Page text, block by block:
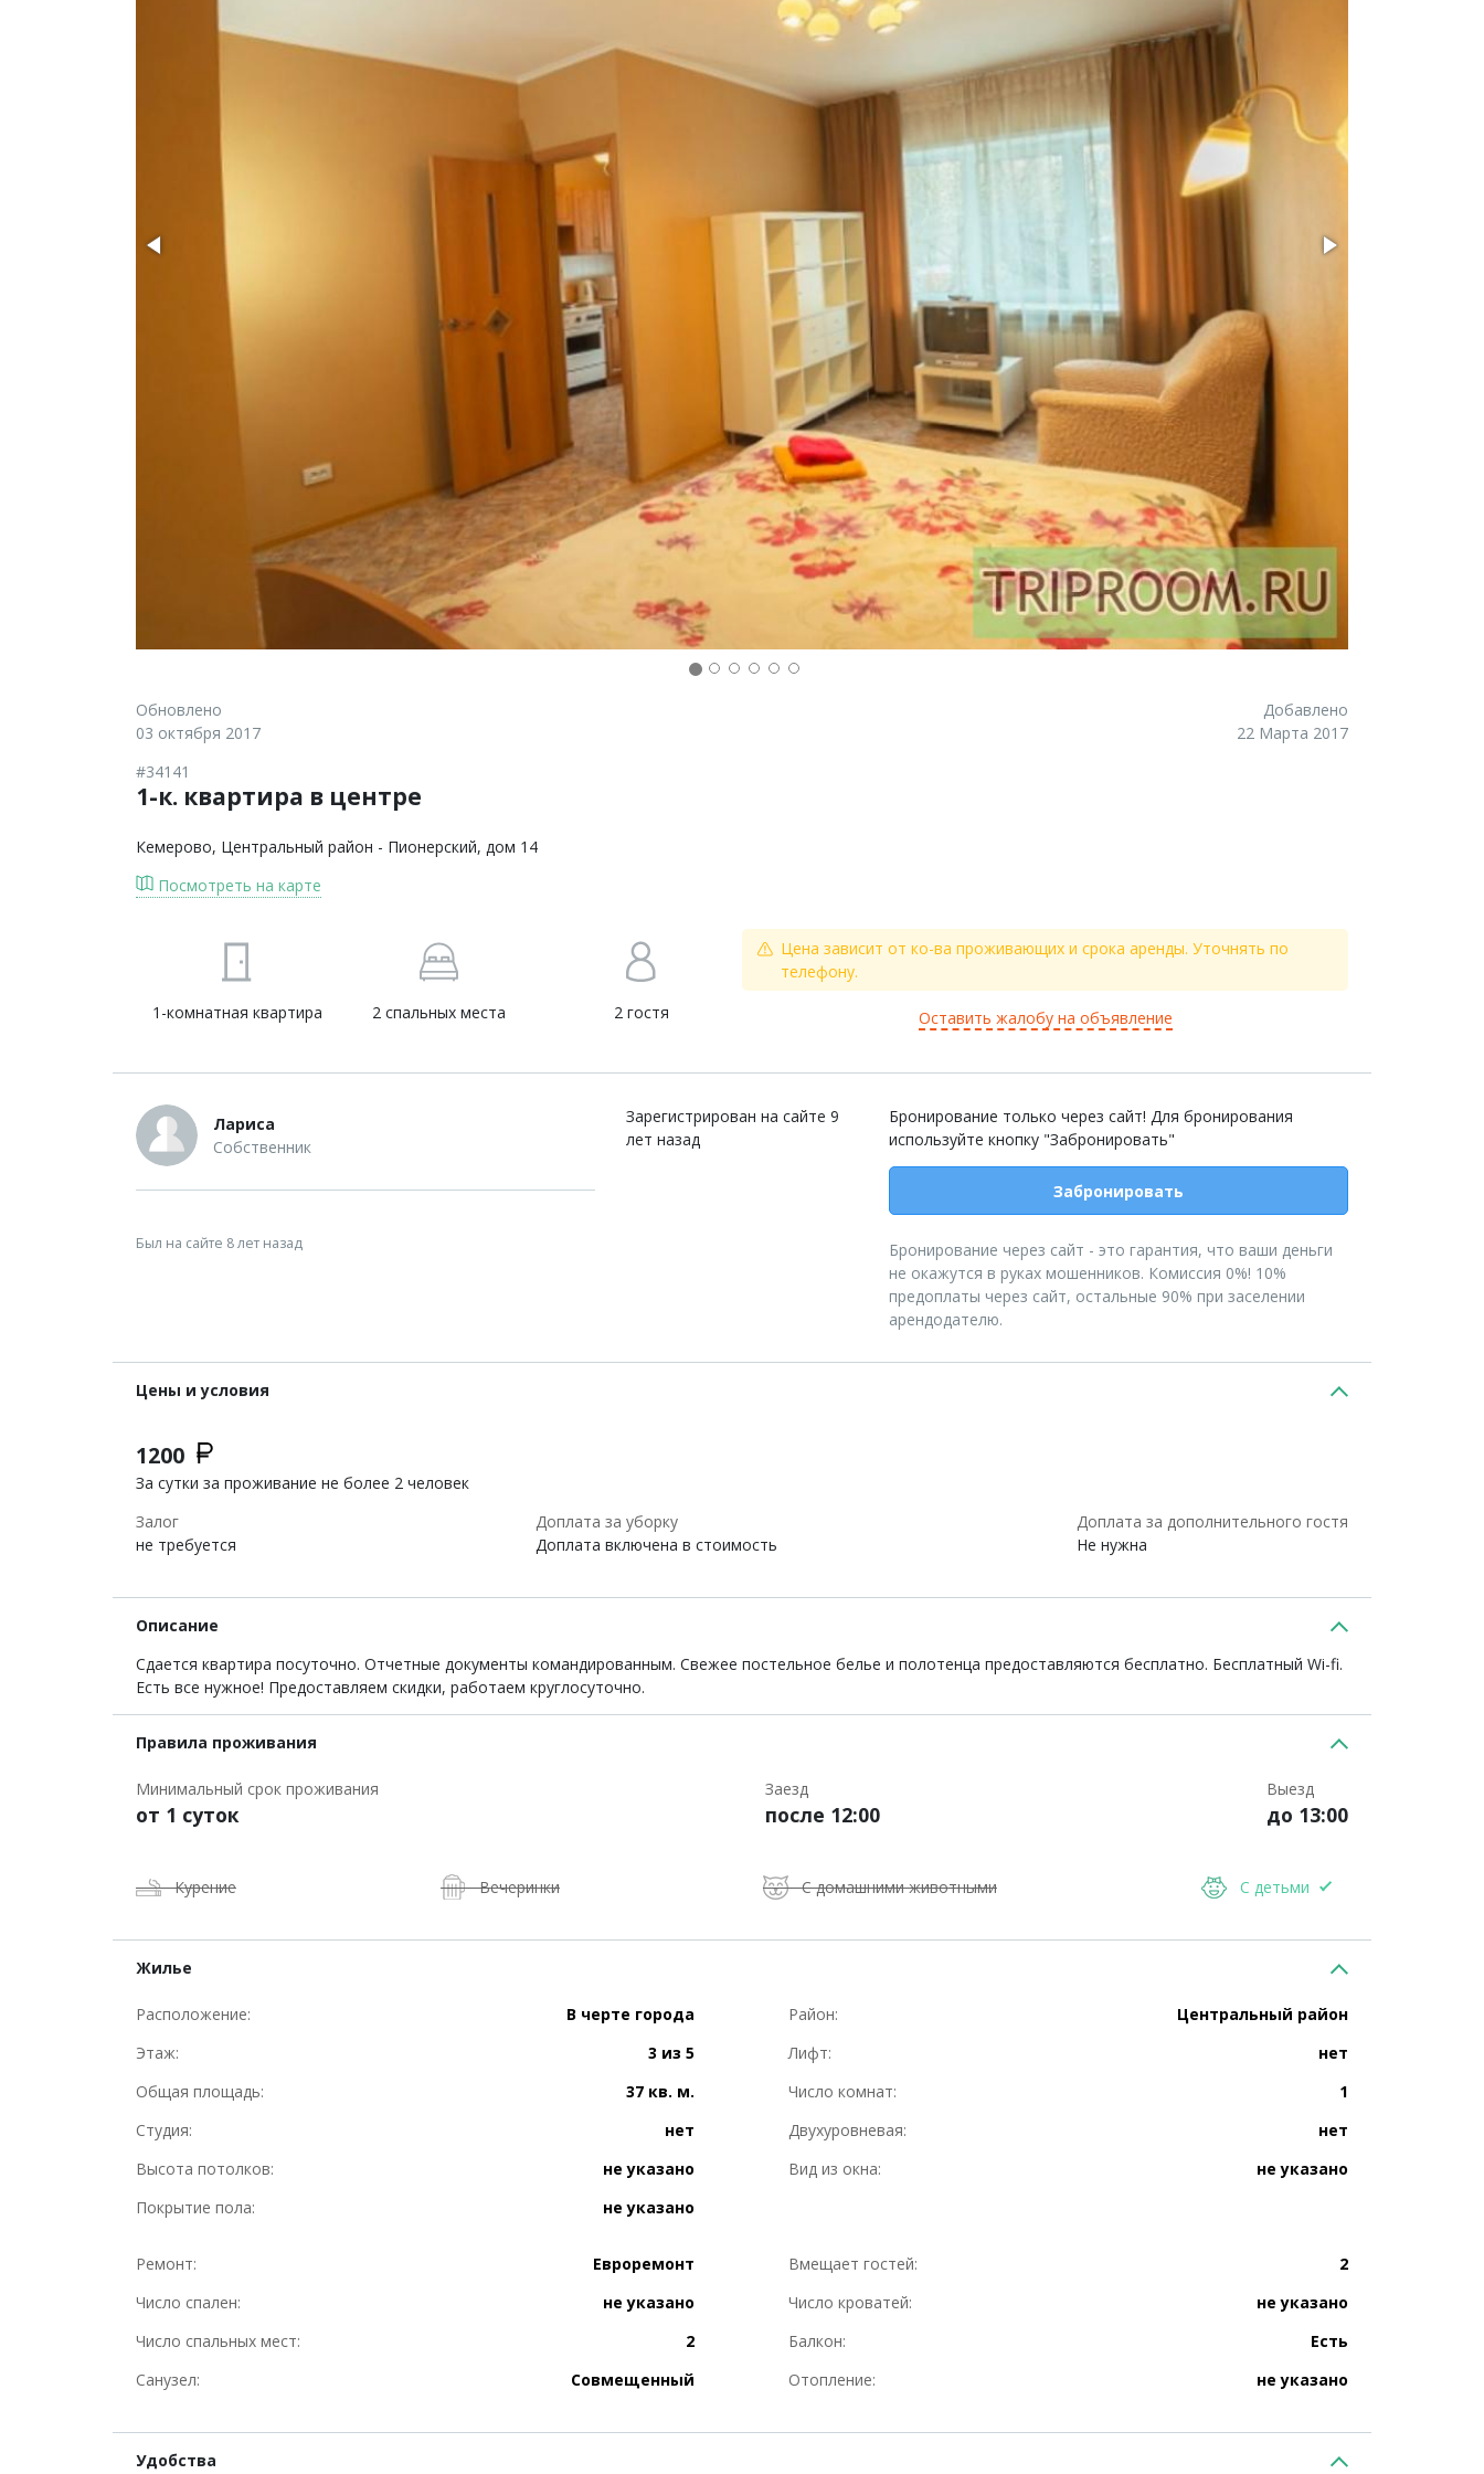
Обновлено
03 октября 2017
Добавлено
22 Марта 2017
1-к. квартира в центре
#34141
Кемерово, Центральный район - Пионерский, дом 14
Посмотреть на карте
1-комнатная квартира 2 спальных места 2 гостя
Цена зависит от ко-ва проживающих и срока аренды. Уточнять по
телефону.
Оставить жалобу на объявление
Лариса
Собственник
Был на сайте 8 лет назад
Зарегистрирован на сайте 9
лет назад
Бронирование только через сайт! Для бронирования
используйте кнопку "Забронировать"
Забронировать
Бронирование через сайт - это гарантия, что ваши деньги
не окажутся в руках мошенников. Комиссия 0%! 10%
предоплаты через сайт, остальные 90% при заселении
арендодателю.
Цены и условия
1200
За сутки за проживание не более 2 человек
Залог
не требуется
Доплата за уборку
Доплата включена в стоимость
Доплата за дополнительного гостя
Не нужна
Описание
Сдается квартира посуточно. Отчетные документы командированным. Свежее постельное белье и полотенца предоставляются бесплатно. Бесплатный Wi-fi.
Есть все нужное! Предоставляем скидки, работаем круглосуточно.
Правила проживания
Минимальный срок проживания
от 1 суток
Заезд
после 12:00
Выезд
до 13:00
Курение Вечеринки С домашними животными С детьми
Жилье
Расположение: В черте города Район:
Центральный район
Этаж:
3 из 5 Лифт:
нет
Общая площадь:
37 кв. м. Число комнат:
1
Студия:
нет Двухуровневая:
нет
Высота потолков:
не указано Вид из окна:
не указано
Покрытие пола:
не указано
Ремонт: Евроремонт Вмещает гостей:
2
Число спален:
не указано Число кроватей:
не указано
Число спальных мест:
2 Балкон:
Есть
Санузел:
Совмещенный Отопление: не указано
Удобства